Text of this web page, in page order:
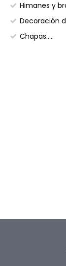
Himanes y
Decoración
Chapas…..